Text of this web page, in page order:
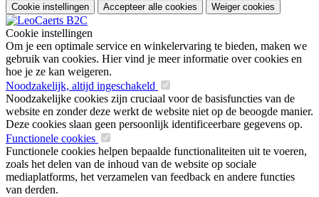
Cookie instellingen Accepteer alle cookies Weiger cookies
Cookie instellingen
Om je een optimale service en winkelervaring te bieden, maken we
gebruik van cookies. Hier vind je meer informatie over cookies en
hoe je ze kan weigeren.
Noodzakelijk, altijd ingeschakeld
Noodzakelijke cookies zijn cruciaal voor de basisfuncties van de
website en zonder deze werkt de website niet op de beoogde manier.
Deze cookies slaan geen persoonlijk identificeerbare gegevens op.
Functionele cookies
Functionele cookies helpen bepaalde functionaliteiten uit te voeren,
zoals het delen van de inhoud van de website op sociale
mediaplatforms, het verzamelen van feedback en andere functies
van derden.